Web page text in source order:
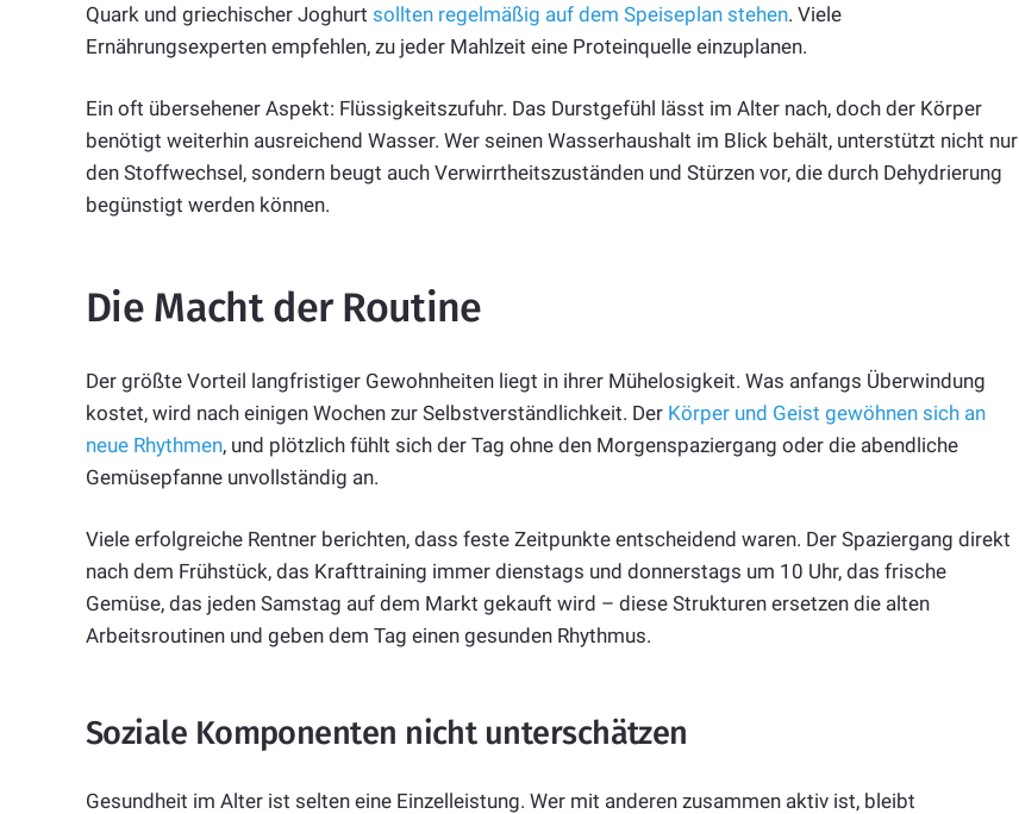
Quark und griechischer Joghurt sollten regelmäßig auf dem Speiseplan stehen. Viele
Ernährungsexperten empfehlen, zu jeder Mahlzeit eine Proteinquelle einzuplanen.
Ein oft übersehener Aspekt: Flüssigkeitszufuhr. Das Durstgefühl lässt im Alter nach, doch der Körper
benötigt weiterhin ausreichend Wasser. Wer seinen Wasserhaushalt im Blick behält, unterstützt nicht nur
den Stoffwechsel, sondern beugt auch Verwirrtheitszuständen und Stürzen vor, die durch Dehydrierung
begünstigt werden können.
Die Macht der Routine
Der größte Vorteil langfristiger Gewohnheiten liegt in ihrer Mühelosigkeit. Was anfangs Überwindung
kostet, wird nach einigen Wochen zur Selbstverständlichkeit. Der Körper und Geist gewöhnen sich an
neue Rhythmen, und plötzlich fühlt sich der Tag ohne den Morgenspaziergang oder die abendliche
Gemüsepfanne unvollständig an.
Viele erfolgreiche Rentner berichten, dass feste Zeitpunkte entscheidend waren. Der Spaziergang direkt
nach dem Frühstück, das Krafttraining immer dienstags und donnerstags um 10 Uhr, das frische
Gemüse, das jeden Samstag auf dem Markt gekauft wird – diese Strukturen ersetzen die alten
Arbeitsroutinen und geben dem Tag einen gesunden Rhythmus.
Soziale Komponenten nicht unterschätzen
Gesundheit im Alter ist selten eine Einzelleistung. Wer mit anderen zusammen aktiv ist, bleibt